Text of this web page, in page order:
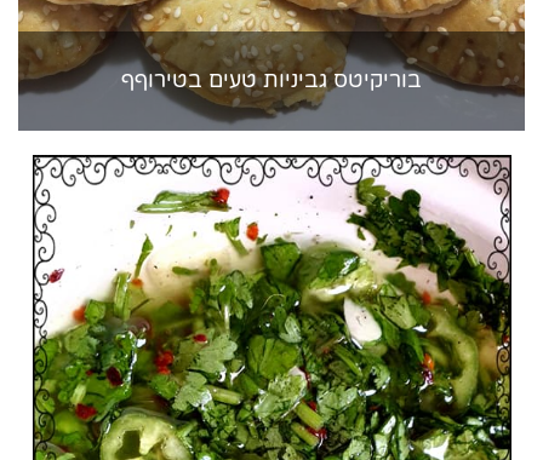
בוריקיטס גביניות טעים בטירוףף